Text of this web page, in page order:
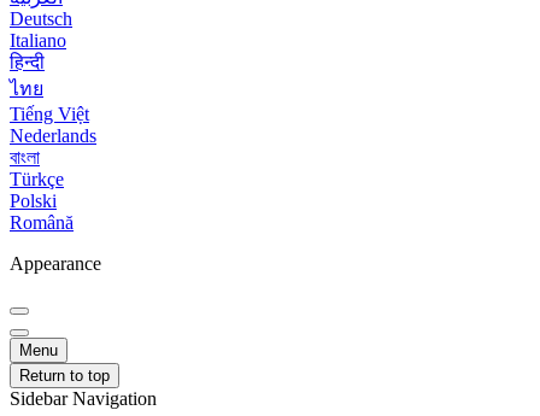
Deutsch
Italiano
हिन्दी
ไทย
Tiếng Việt
Nederlands
বাংলা
Türkçe
Polski
Română
Appearance
Menu
Return to top
Sidebar Navigation